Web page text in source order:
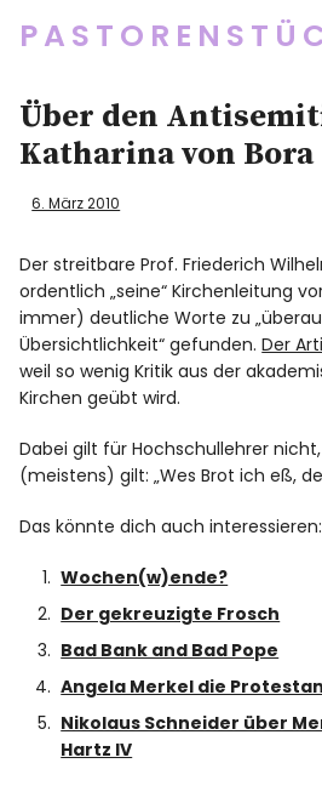
Startseite
Über
Newsletter
Impressum/Datenschutz
TwitterRSS Instagram
Über den
Katharina von Bora
6. März 2010
Der streitbare Prof. Friederich
ordentlich „seine“ Kirchenleitung
immer) deutliche Worte zu
Übersichtlichkeit“ gefunden.Der
weil so wenig Kritik aus der
Kirchen geübt wird.
Dabei gilt für Hochschullehrer
(meistens) gilt: „Wes Brot ich eß,
Das könnte dich auch interessieren:
Wochen(w)ende?
Der gekreuzigte Frosch
Bad Bank and Bad Pope
Angela Merkel die
Nikolaus Schneider über
Hartz IV